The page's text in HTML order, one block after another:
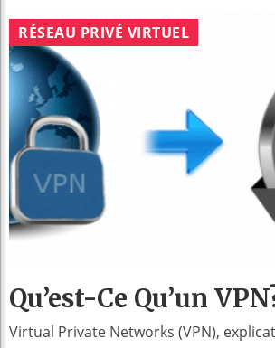
RÉSEAU PRIVÉ VIRTUEL
Qu’est-Ce Qu’un
Virtual Private Networks (VPN),